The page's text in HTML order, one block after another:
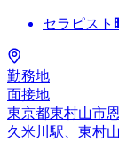
セラピスト
勤務地
面接地
東京都東村山市
久米川駅、東村